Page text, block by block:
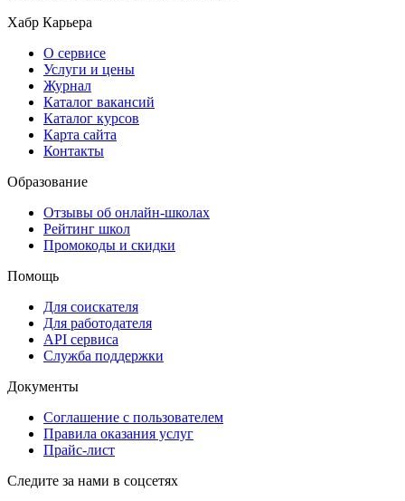
Хабр Карьера
О сервисе
Услуги и цены
Журнал
Каталог вакансий
Каталог курсов
Карта сайта
Контакты
Образование
Отзывы об онлайн-школах
Рейтинг школ
Промокоды и скидки
Помощь
Для соискателя
Для работодателя
API сервиса
Служба поддержки
Документы
Соглашение с пользователем
Правила оказания услуг
Прайс-лист
Следите за нами в соцсетях